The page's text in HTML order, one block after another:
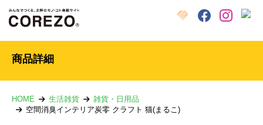
クラウドファンディング
FacebookInstagram
X
商品詳細
HOME 生活雑貨
雑貨・日用品
空間消臭インテリア炭零 クラフト 猫(まるこ)